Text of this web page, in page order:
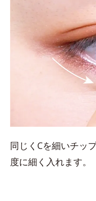
同じくCを細いチッ
度に細く入れます。